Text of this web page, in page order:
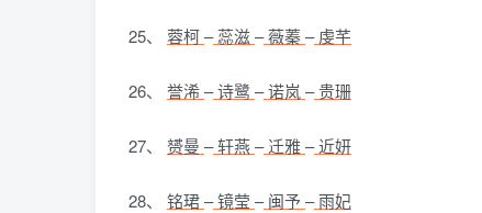
25、 蓉柯–蕊滋–薇蓁–虔芊
26、 誉浠–诗鹭–诺岚 –贵珊
27、 赟曼 –轩燕–迁雅–近妍
28、 铭珺–镜莹–闽予 –雨妃